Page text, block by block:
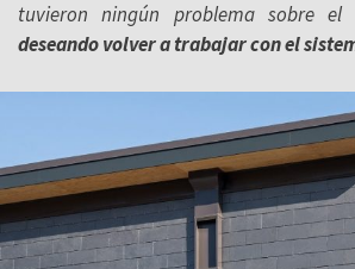
tuvieron ningún problema sobre el
deseando volver a trabajar con el